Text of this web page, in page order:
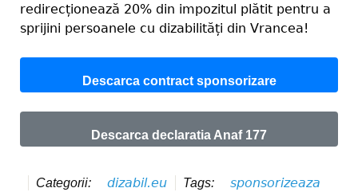
redirecționează 20% din impozitul plătit pentru a
sprijini persoanele cu dizabilități din Vrancea!
Descarca contract sponsorizare
Descarca declaratia Anaf 177
Categorii: dizabil.eu Tags: sponsorizeaza